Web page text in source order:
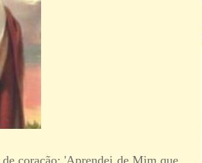
de coração: 'Aprendei de Mim que